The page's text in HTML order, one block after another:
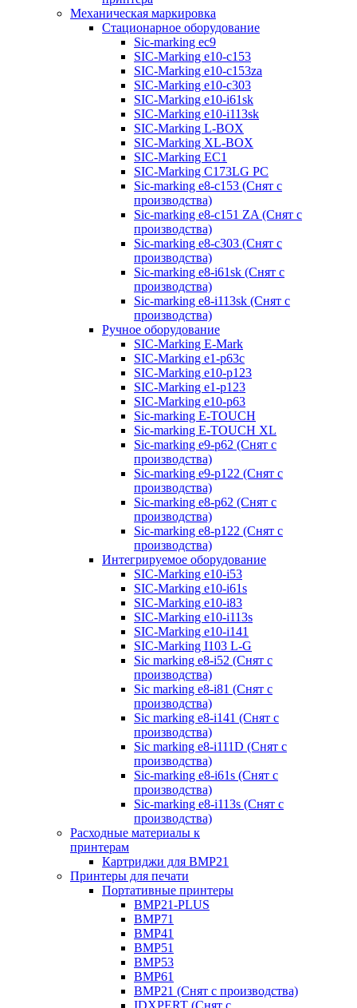
Механическая маркировка
Стационарное оборудование
Sic-marking ec9
SIC-Marking e10-c153
SIC-Marking e10-c153za
SIC-Marking e10-c303
SIC-Marking e10-i61sk
SIC-Marking e10-i113sk
SIC-Marking L-BOX
SIC-Marking XL-BOX
SIC-Marking EC1
SIC-Marking C173LG PC
Sic-marking e8-c153 (Снят с
производства)
Sic-marking e8-c151 ZA (Снят с
производства)
Sic-marking e8-c303 (Снят с
производства)
Sic-marking e8-i61sk (Снят с
производства)
Sic-marking e8-i113sk (Снят с
производства)
Ручное оборудование
SIC-Marking E-Mark
SIC-Marking e1-p63с
SIC-Marking e10-p123
SIC-Marking e1-p123
SIC-Marking e10-p63
Sic-marking E-TOUCH
Sic-marking E-TOUCH XL
Sic-marking e9-p62 (Снят с
производства)
Sic-marking e9-p122 (Снят с
производства)
Sic-marking e8-p62 (Снят с
производства)
Sic-marking e8-p122 (Снят с
производства)
Интегрируемое оборудование
SIC-Marking e10-i53
SIC-Marking e10-i61s
SIC-Marking e10-i83
SIC-Marking e10-i113s
SIC-Marking e10-i141
SIC-Marking I103 L-G
Sic marking e8-i52 (Снят с
производства)
Sic marking e8-i81 (Снят с
производства)
Sic marking e8-i141 (Снят с
производства)
Sic marking e8-i111D (Снят с
производства)
Sic-marking e8-i61s (Снят с
производства)
Sic-marking e8-i113s (Снят с
производства)
Расходные материалы к
принтерам
Картриджи для BMP21
Принтеры для печати
Портативные принтеры
BMP21-PLUS
BMP71
BMP41
BMP51
BMP53
BMP61
BMP21 (Снят с производства)
IDXPERT (Снят с